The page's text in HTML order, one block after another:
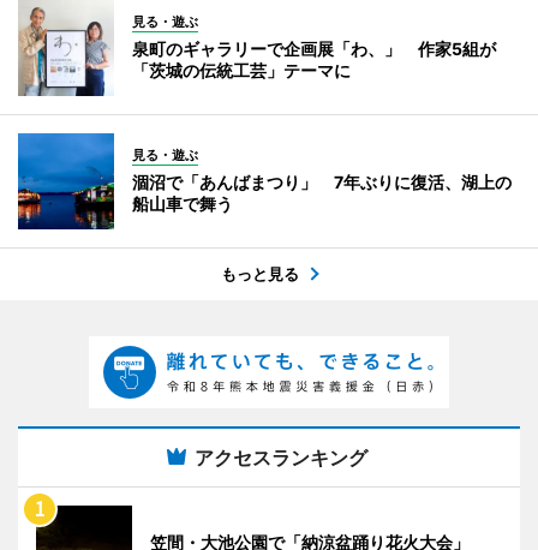
見る・遊ぶ
泉町のギャラリーで企画展「わ、」 作家5組が
「茨城の伝統工芸」テーマに
見る・遊ぶ
涸沼で「あんばまつり」 7年ぶりに復活、湖上の
船山車で舞う
もっと見る
アクセスランキング
笠間・大池公園で「納涼盆踊り花火大会」